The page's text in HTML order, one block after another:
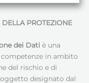
PROTEZIONE
dei Dati è una
in ambito
del rischio e di
designato dal